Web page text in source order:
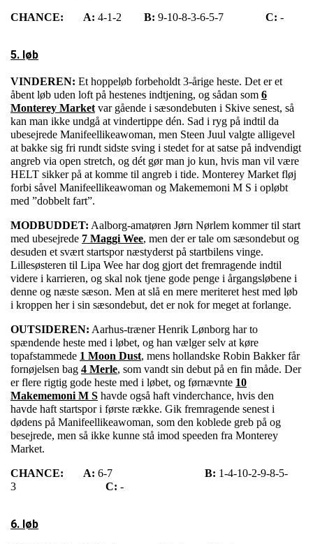
CHANCE: A: 4-1-2 B: 9-10-8-3-6-5-7 C: -
5. løb
VINDEREN: Et hoppeløb forbeholdt 3-årige heste. Det er et
åbent løb uden loft på hestenes indtjening, og sådan som 6
Monterey Marketvar gående i sæsondebuten i Skive senest, så
kan man ikke undgå at vindertippe dén. Sad i ryg på indtil da
ubesejrede Manifeellikeawoman, men Steen Juul valgte alligevel
at bakke sig fri rundt sidste sving i stedet for at satse på indvendigt
angreb via open stretch, og dét gør man jo kun, hvis man vil være
HELT sikker på at komme til angreb i tide. Monterey Market fløj
forbi såvel Manifeellikeawoman og Makememoni M S i opløbt
med ”dobbelt fart”.
MODBUDDET: Aalborg-amatøren Jørn Nørlem kommer til start
med ubesejrede 7 Maggi Wee, men der er tale om sæsondebut og
desuden et svært startspor næstyderst på startbilens vinge.
Lillesøsteren til Lipa Wee har dog gjort det fremragende indtil
videre i karrieren, og skal nok tjene gode penge i årgangsløbene i
denne og næste sæson. Men at slå en mere meriteret hest med løb
i kroppen her i sin sæsondebut, det er nok for meget at forlange.
OUTSIDEREN: Aarhus-træner Henrik Lønborg har to
spændende heste med i løbet, og han vælger selv at køre
topafstammede 1 Moon Dust, mens hollandske Robin Bakker får
fornøjelsen bag 4 Merle, som vandt sin debut på en fin måde. Der
er flere rigtig gode heste med i løbet, og førnævnte 10
Makememoni M S havde også haft vinderchance, hvis den
havde haft startspor i første række. Gik fremragende senest i
dødens på Manifeellikeawoman, som den koblede greb på og
besejrede, men så ikke kunne stå imod speeden fra Monterey
Market.
CHANCE: A: 6-7 B: 1-4-10-2-9-8-5-
3
C: -
6. løb